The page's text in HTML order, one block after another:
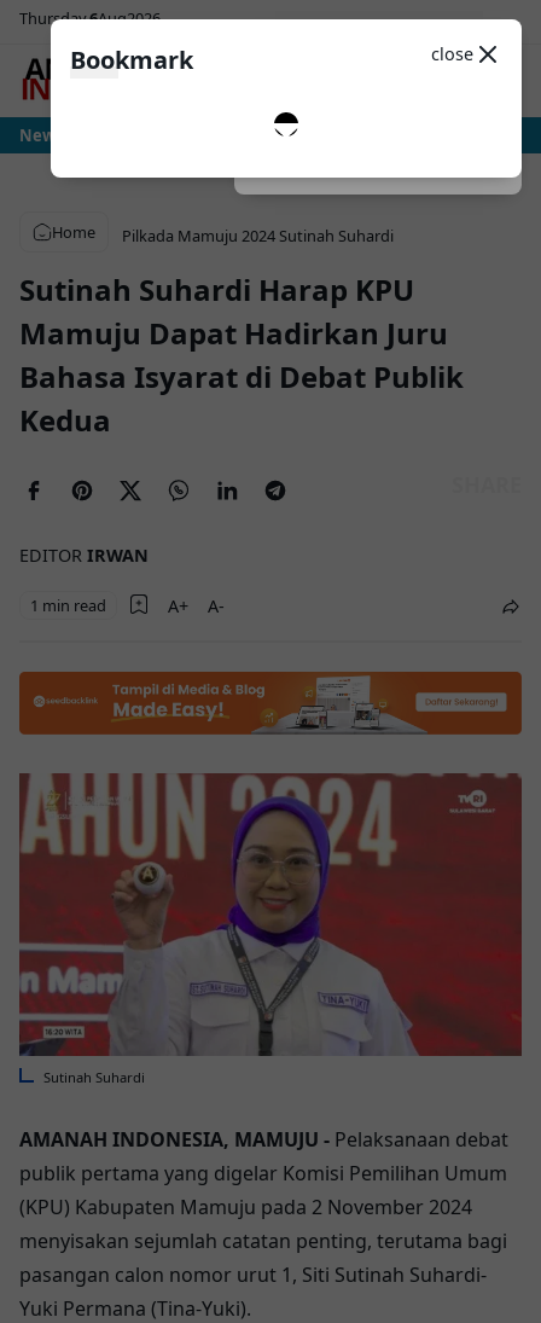
Thursday6Aug2026
Light
News
Ujian Sesungguhnya Albiceleste Dimulai, Messi Hadapi Mesin Pressing
Home Pilkada Mamuju 2024 Sutinah Suhardi
Sutinah Suhardi Harap KPU
Mamuju Dapat Hadirkan Juru
Bahasa Isyarat di Debat Publik
Kedua
EDITOR IRWAN
1 min read
Sutinah Suhardi
AMANAH INDONESIA, MAMUJU - Pelaksanaan debat
publik pertama yang digelar Komisi Pemilihan Umum
(KPU) Kabupaten Mamuju pada 2 November 2024
menyisakan sejumlah catatan penting, terutama bagi
pasangan calon nomor urut 1, Siti Sutinah Suhardi-
Yuki Permana (Tina-Yuki).
Bookmark close